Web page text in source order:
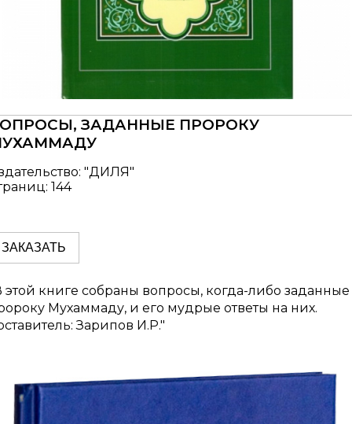
ЗАДАННЫЕ ПРОРОКУ
"ДИЛЯ"
144
ЗАКАЗАТЬ
этой книге собраны вопросы, когда-либо заданные
Мухаммаду, и его мудрые ответы на них.
Зарипов И.Р."